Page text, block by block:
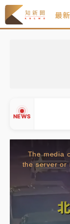
最新
NEWS
周末精選｜
物醫籲多吃蔬果
《知新聞》揭
究！遭監委質疑
台股處置新制
鎢
員工犯案 破
The media
the server or